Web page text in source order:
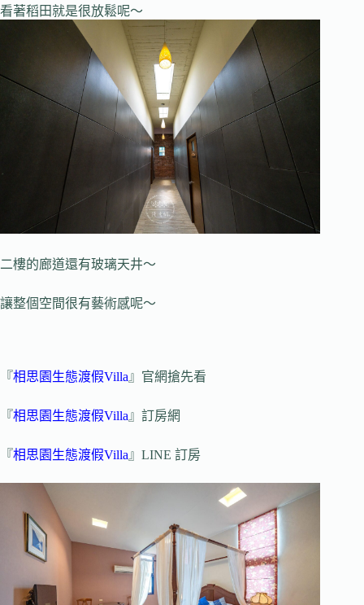
看著稻田就是很放鬆呢～
二樓的廊道還有玻璃天井～
讓整個空間很有藝術感呢～
『相思園生態渡假Villa 』官網搶先看
『相思園生態渡假Villa 』訂房網
『相思園生態渡假Villa 』LINE 訂房